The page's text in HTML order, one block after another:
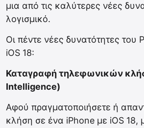
μια από τις καλύτερες νέες
λογισμικό.
Oι πέντε νέες δυνατότητες του
iOS 18:
Καταγραφή τηλεφωνικών
Intelligence)
Αφού πραγματοποιήσετε ή
κλήση σε ένα iPhone με iOS 18,